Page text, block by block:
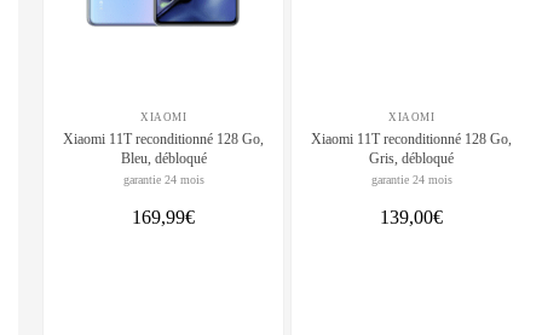
XIAOMI
Xiaomi 11T reconditionné 128 Go,
Bleu, débloqué
garantie 24 mois
169,99€
XIAOMI
Xiaomi 11T reconditionné 128 Go,
Gris, débloqué
garantie 24 mois
139,00€